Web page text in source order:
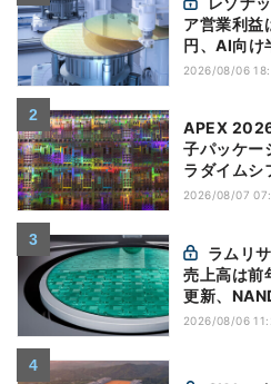
ア営業利
円、AI向け
2026/08/06
APEX
子パッケー
ラダイムシ
2026/08/07
売上高は前
更新、
2026/08/06